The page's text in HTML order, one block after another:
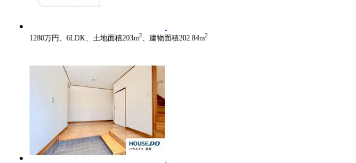
1280万円、6LDK、土地面積203m2 、建物面積202.84m2